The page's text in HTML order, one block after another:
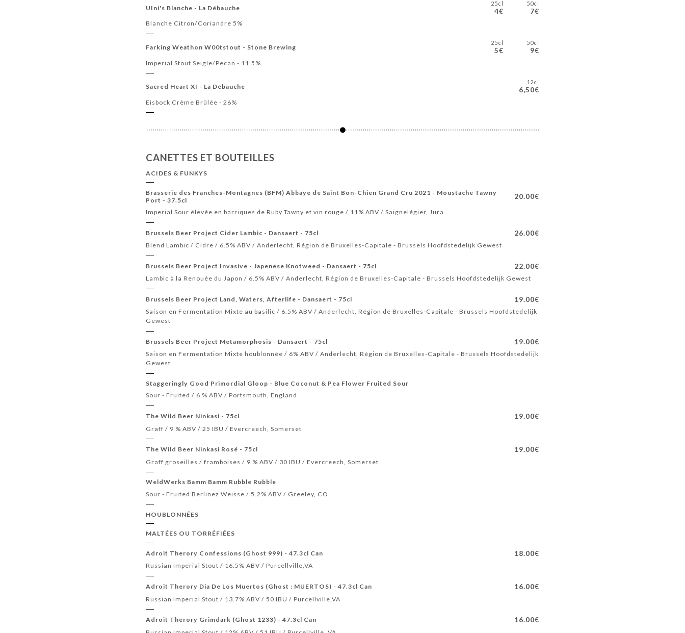
UIni's Blanche - La Débauche
25cl
4€
50cl
7€
Blanche Citron/Coriandre 5%
Farking Weathon W00tstout - Stone Brewing
25cl
5€
50cl
9€
Imperial Stout Seigle/Pecan - 11,5%
Sacred Heart XI - La Débauche
12cl
6,50€
Eisbock Crème Brûlée - 26%
CANETTES ET BOUTEILLES
ACIDES & FUNKYS
Brasserie des Franches-Montagnes (BFM) Abbaye de Saint Bon-Chien Grand Cru 2021 - Moustache Tawny
Port - 37.5cl
20.00€
Imperial Sour élevée en barriques de Ruby Tawny et vin rouge / 11% ABV / Saignelégier, Jura
Brussels Beer Project Cider Lambic - Dansaert - 75cl 26.00€
Blend Lambic / Cidre / 6.5% ABV / Anderlecht, Région de Bruxelles-Capitale - Brussels Hoofdstedelijk Gewest
Brussels Beer Project Invasive - Japenese Knotweed - Dansaert - 75cl 22.00€
Lambic à la Renouée du Japon / 6.5% ABV / Anderlecht, Région de Bruxelles-Capitale - Brussels Hoofdstedelijk Gewest
Brussels Beer Project Land, Waters, Afterlife - Dansaert - 75cl 19.00€
Saison en Fermentation Mixte au basilic / 6.5% ABV / Anderlecht, Région de Bruxelles-Capitale - Brussels Hoofdstedelijk
Gewest
Brussels Beer Project Metamorphosis - Dansaert - 75cl 19.00€
Saison en Fermentation Mixte houblonnée / 6% ABV / Anderlecht, Région de Bruxelles-Capitale - Brussels Hoofdstedelijk
Gewest
Staggeringly Good Primordial Gloop - Blue Coconut & Pea Flower Fruited Sour
Sour - Fruited / 6 % ABV / Portsmouth, England
The Wild Beer Ninkasi - 75cl 19.00€
Graff / 9 % ABV / 25 IBU / Evercreech, Somerset
The Wild Beer Ninkasi Rosé - 75cl 19.00€
Graff groseilles / framboises / 9 % ABV / 30 IBU / Evercreech, Somerset
WeldWerks Bamm Bamm Rubble Rubble
Sour - Fruited Berlinez Weisse / 5.2% ABV / Greeley, CO
HOUBLONNÉES
MALTÉES OU TORRÉFIÉES
Adroit Therory Confessions (Ghost 999) - 47.3cl Can 18.00€
Russian Imperial Stout / 16.5% ABV / Purcellville,VA
Adroit Therory Dia De Los Muertos (Ghost : MUERTOS) - 47.3cl Can 16.00€
Russian Imperial Stout / 13.7% ABV / 50 IBU / Purcellville,VA
Adroit Therory Grimdark (Ghost 1233) - 47.3cl Can 16.00€